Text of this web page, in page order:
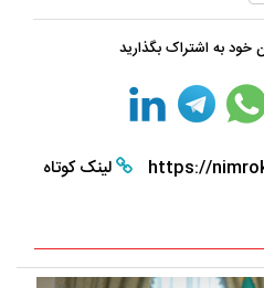
خود به اشتراک بگذارید
https:// لینک کوتاه